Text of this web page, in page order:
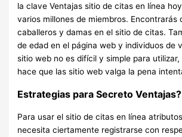
la clave Ventajas sitio de citas en línea
varios millones de miembros. Encontrarás
caballeros y damas en el sitio de citas.
de edad en el página web y individuos de
sitio web no es difícil y simple para
hace que las sitio web valga la pena
Estrategias para Secreto Ventajas?
Para usar el sitio de citas en línea
necesita ciertamente registrarse con